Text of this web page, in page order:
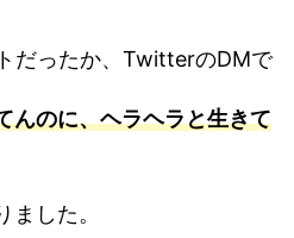
だったか、TwitterのDMで
んのに、ヘラヘラと生きて
ました。